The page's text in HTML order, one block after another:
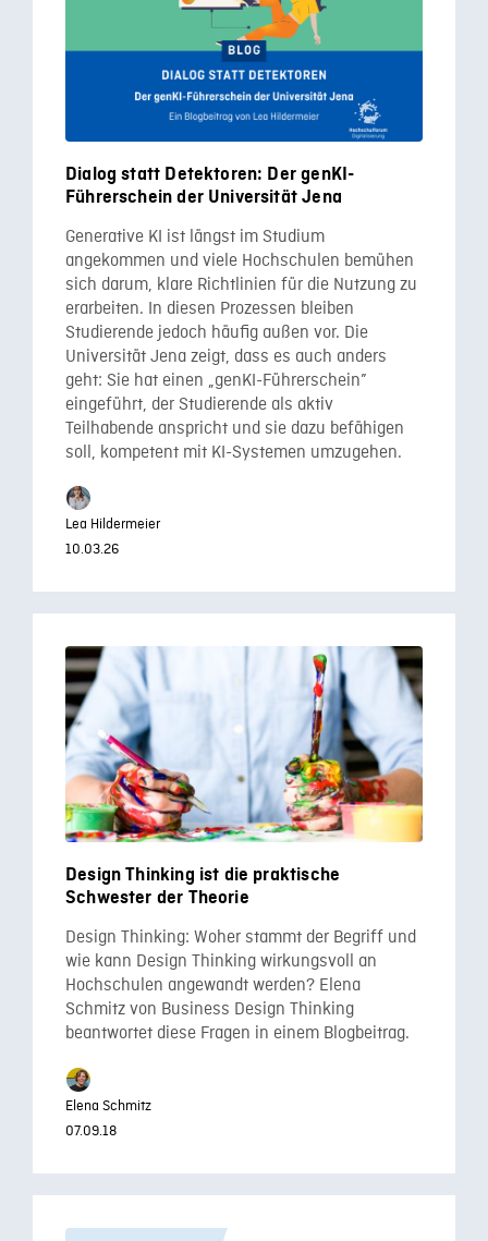
Dialog statt Detektoren: Der genKI-
Führerschein der Universität Jena
Generative KI ist längst im Studium
angekommen und viele Hochschulen bemühen
sich darum, klare Richtlinien für die Nutzung zu
erarbeiten. In diesen Prozessen bleiben
Studierende jedoch häufig außen vor. Die
Universität Jena zeigt, dass es auch anders
geht: Sie hat einen „genKI-Führerschein”
eingeführt, der Studierende als aktiv
Teilhabende anspricht und sie dazu befähigen
soll, kompetent mit KI-Systemen umzugehen.
Lea Hildermeier
10.03.26
Design Thinking ist die praktische
Schwester der Theorie
Design Thinking: Woher stammt der Begriff und
wie kann Design Thinking wirkungsvoll an
Hochschulen angewandt werden? Elena
Schmitz von Business Design Thinking
beantwortet diese Fragen in einem Blogbeitrag.
Elena Schmitz
07.09.18